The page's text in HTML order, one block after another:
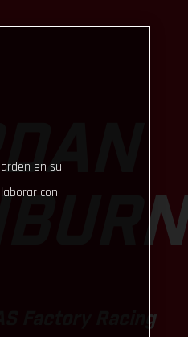
Factory Racing
en su
con